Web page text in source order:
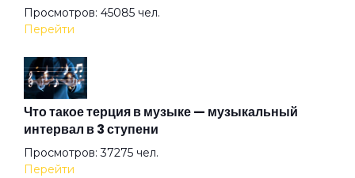
Панк опера
Панк-песня
Походная песня
Просмотров: 45085 чел.
Перейти
Что такое терция в музыке — музыкальный
интервал в 3 ступени
Просмотров: 37275 чел.
Перейти